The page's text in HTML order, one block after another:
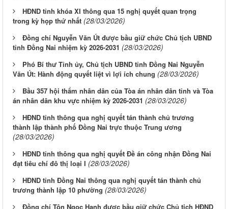
HĐND tỉnh khóa XI thông qua 15 nghị quyết quan trọng
trong kỳ họp thứ nhất (28/03/2026)
Đồng chí Nguyễn Văn Út được bầu giữ chức Chủ tịch UBND
tỉnh Đồng Nai nhiệm kỳ 2026-2031 (28/03/2026)
Phó Bí thư Tỉnh ủy, Chủ tịch UBND tỉnh Đồng Nai Nguyễn
Văn Út: Hành động quyết liệt vì lợi ích chung (28/03/2026)
Bầu 357 hội thẩm nhân dân của Tòa án nhân dân tỉnh và Tòa
án nhân dân khu vực nhiệm kỳ 2026-2031 (28/03/2026)
HĐND tỉnh thông qua nghị quyết tán thành chủ trương
thành lập thành phố Đồng Nai trực thuộc Trung ương
(28/03/2026)
HĐND tỉnh thông qua nghị quyết Đề án công nhận Đồng Nai
đạt tiêu chí đô thị loại I (28/03/2026)
HĐND tỉnh Đồng Nai thông qua nghị quyết tán thành chủ
trương thành lập 10 phường (28/03/2026)
Đồng chí Tôn Ngọc Hạnh được bầu giữ chức Chủ tịch HĐND